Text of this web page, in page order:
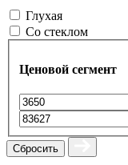
Глухая
Со стеклом
Ценовой сегмент
Сбросить